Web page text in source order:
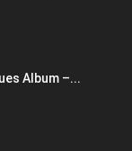
Album –...